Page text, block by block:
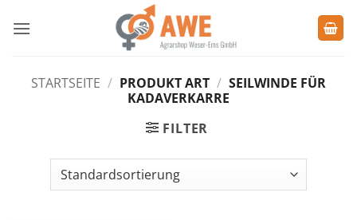
Inhalt
STARTSEITE / PRODUKT ART / SEILWINDE FÜR
KADAVERKARRE
FILTER